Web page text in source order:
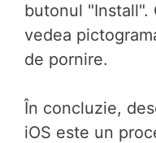
butonul "Install".
vedea
de pornire.
În concluzie,
iOS este un